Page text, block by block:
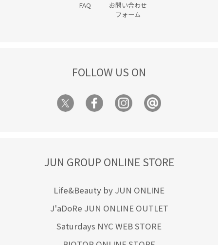
FAQ
お問い合わせ
フォーム
FOLLOW US ON
JUN GROUP ONLINE STORE
Life&Beauty by JUN ONLINE
J'aDoRe JUN ONLINE OUTLET
Saturdays NYC WEB STORE